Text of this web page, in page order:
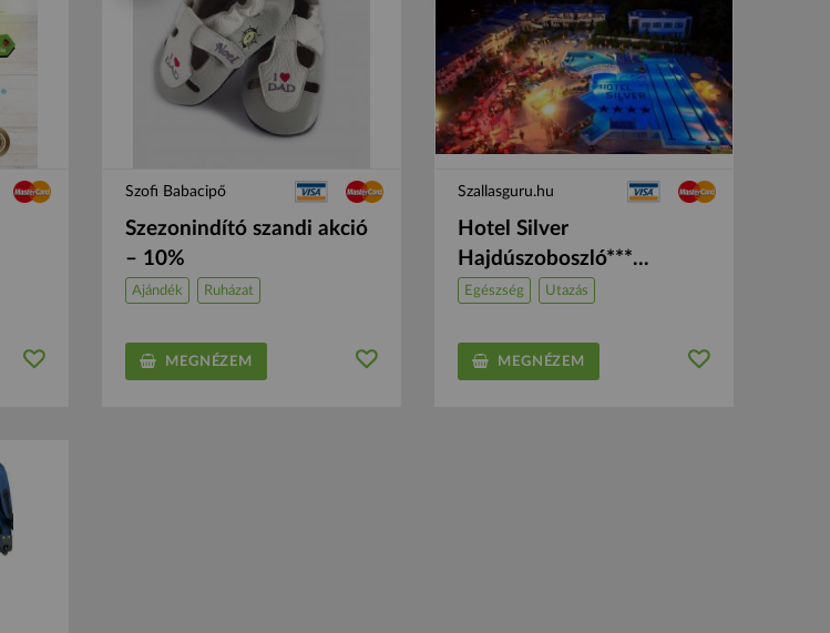
Szofi Babacipő
Szezonindító szandi akció
– 10%
Ajándék Ruházat
MEGNÉZEM
Szallasguru.hu
Hotel Silver
Hajdúszoboszló***...
Egészség Utazás
MEGNÉZEM